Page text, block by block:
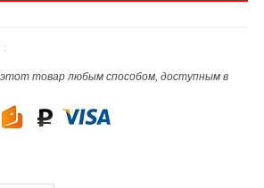
товар любым способом, доступным в